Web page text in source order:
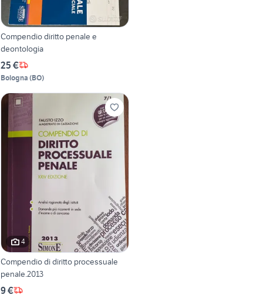
Compendio diritto penale e
deontologia
25 €
Bologna (BO)
4
Compendio di diritto processuale
penale.2013
9 €